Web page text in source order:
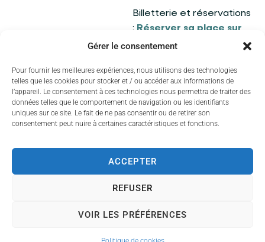
Gérer le consentement
Pour fournir les meilleures expériences, nous utilisons des technologies
telles que les cookies pour stocker et / ou accéder aux informations de
l’appareil. Le consentement à ces technologies nous permettra de traiter des
données telles que le comportement de navigation ou les identifiants
uniques sur ce site. Le fait de ne pas consentir ou de retirer son
consentement peut nuire à certaines caractéristiques et fonctions.
ACCEPTER
REFUSER
VOIR LES PRÉFÉRENCES
Billetterie et réservations
: Réserver sa place sur
HelloAsso